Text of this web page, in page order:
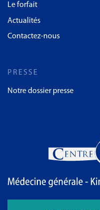
Le forfait
Actualités
Contactez-nous
PRESSE
Notre dossier presse